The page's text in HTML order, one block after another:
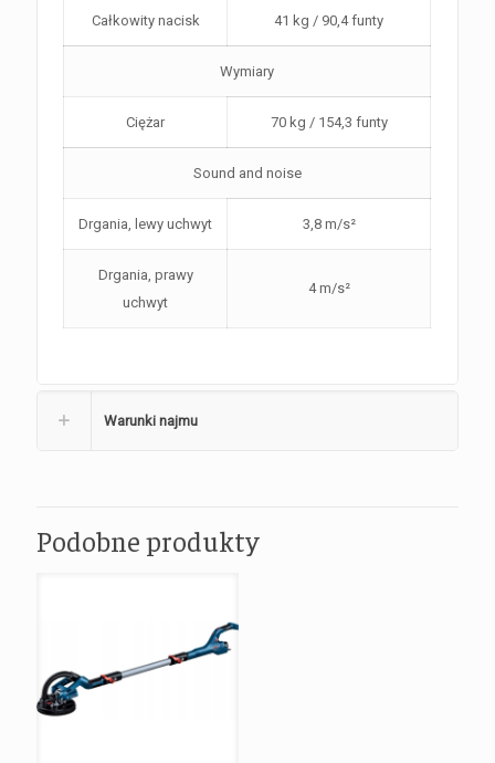
Całkowity nacisk 41 kg / 90,4 funty
Wymiary
Ciężar 70 kg / 154,3 funty
Sound and noise
Drgania, lewy uchwyt 3,8 m/s²
Drgania, prawy
uchwyt
4 m/s²
Warunki najmu
Podobne produkty